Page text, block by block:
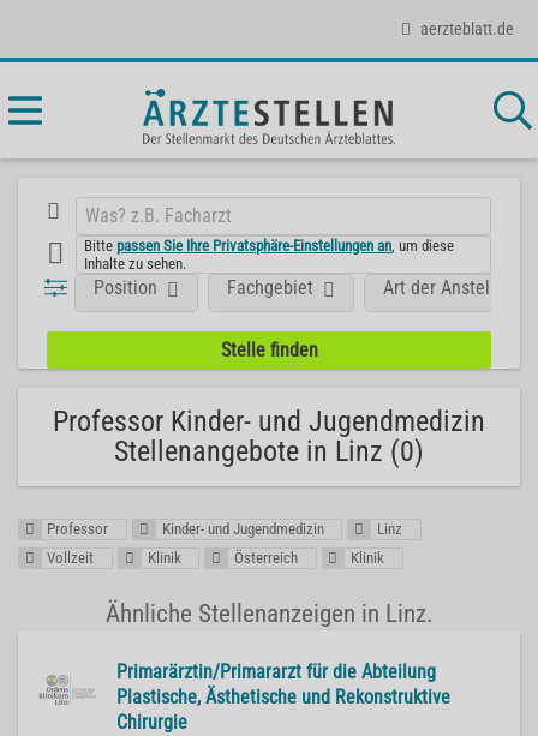
aerzteblatt.de
Bittepassen Sie Ihre Privatsphäre-Einstellungen an , um diese
Inhalte zu sehen.
Position Fachgebiet Art der Anstellung
Professor Kinder- und Jugendmedizin
Stellenangebote in Linz (0)
Professor Kinder- und Jugendmedizin
Linz
Vollzeit
Klinik Österreich Klinik
Ähnliche Stellenanzeigen in Linz.
Primarärztin/Primararzt für die Abteilung
Plastische, Ästhetische und Rekonstruktive
Chirurgie